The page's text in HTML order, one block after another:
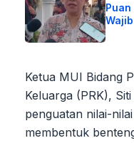
Ketua MUI Bidang
Keluarga (PRK),
penguatan nilai-
membentuk